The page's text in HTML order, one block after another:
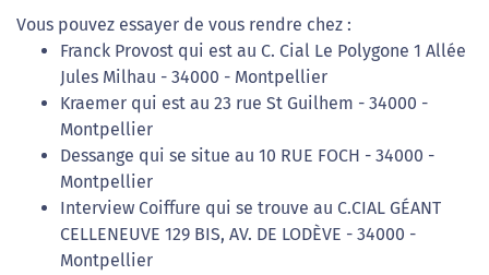
Vous pouvez essayer de vous rendre chez :
Franck Provost qui est au C. Cial Le Polygone 1 Allée
Jules Milhau - 34000 - Montpellier
Kraemer qui est au 23 rue St Guilhem - 34000 -
Montpellier
Dessange qui se situe au 10 RUE FOCH - 34000 -
Montpellier
Interview Coiffure qui se trouve au C.CIAL GÉANT
CELLENEUVE 129 BIS, AV. DE LODÈVE - 34000 -
Montpellier